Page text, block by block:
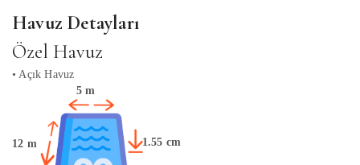
Havuz Detayları
Özel Havuz
• Açık Havuz
1.55 cm
5 m
12 m